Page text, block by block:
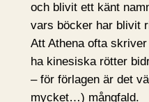
och blivit ett känt
vars böcker har blivit
Att Athena ofta
ha kinesiska rötter
– för förlagen är det
mycket…) mångfald.